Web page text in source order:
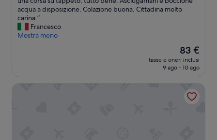
e
p
t
i
o
n
z
a
n
acqua a disposizione. Colazione buona. Cittadina molto
carina.”
Francesco
Mostra meno
Il
prezzo
attuale
83 €
83 €
tasse e oneri inclusi
9 ago - 10 ago